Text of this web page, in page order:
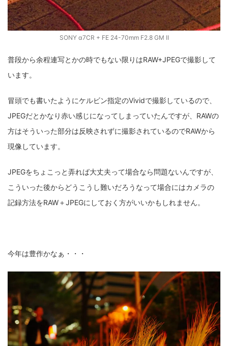
SONY α7CR + FE 24-70mm F2.8 GM II
普段から余程連写とかの時でもない限りはRAW+JPEGで撮影して
います。
冒頭でも書いたようにケルビン指定のVividで撮影しているので、
JPEGだとかなり赤い感じになってしまっていたんですが、RAWの
方はそういった部分は反映されずに撮影されているのでRAWから
現像しています。
JPEGをちょこっと弄れば大丈夫って場合なら問題ないんですが、
こういった後からどうこうし難いだろうなって場合にはカメラの
記録方法をRAW＋JPEGにしておく方がいいかもしれません。
今年は豊作かなぁ・・・